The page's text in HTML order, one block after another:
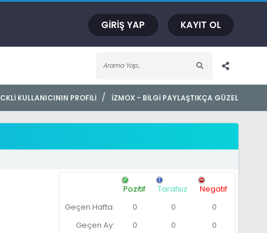
GIRIŞ YAP KAYIT OL
İZMOX - BILGI PAYLAŞTIKÇA GÜZEL
/
KULLANICININ PROFILI
Pozitif Tarafsız
Negatif
Geçen Hafta:
0 0
0
Geçen Ay:
0 0
0